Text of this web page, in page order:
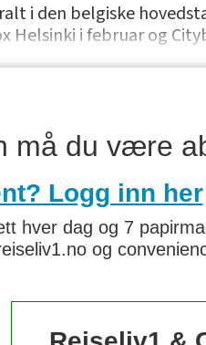
i den belgiske
Helsinki i februar og
må du være
Logg inn her
hver dag og 7
og